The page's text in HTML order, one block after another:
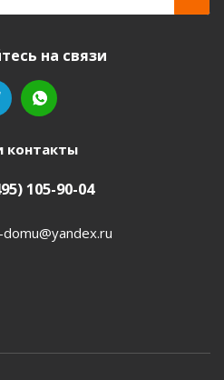
на связи
контакты
105-90-04